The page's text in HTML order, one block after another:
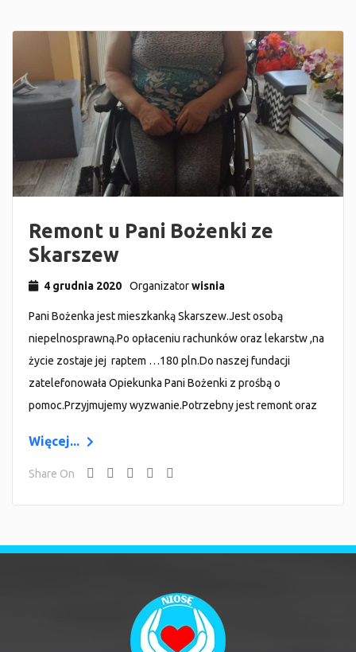
Remont u Pani Bożenki ze
Skarszew
4 grudnia 2020 Organizatorwisnia
Pani Bożenka jest mieszkanką Skarszew.Jest osobą
niepelnosprawną.Po opłaceniu rachunków oraz lekarstw ,na
życie zostaje jej raptem …180 pln.Do naszej fundacji
zatelefonowała Opiekunka Pani Bożenki z prośbą o
pomoc.Przyjmujemy wyzwanie.Potrzebny jest remont oraz
Więcej...
Share On